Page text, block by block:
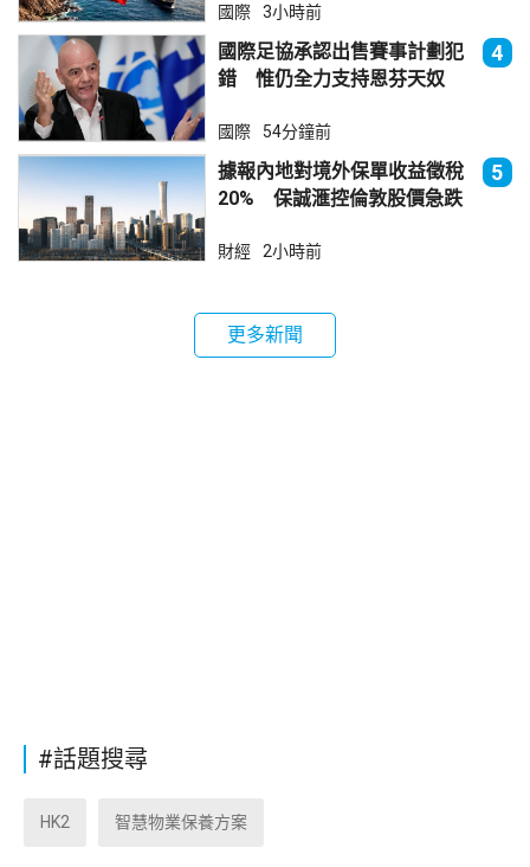
國際 3小時前
國際足協承認出售賽事計劃犯
錯 惟仍全力支持恩芬天奴
4
國際 54分鐘前
據報內地對境外保單收益徵稅
20% 保誠滙控倫敦股價急跌
5
財經 2小時前
更多新聞
#話題搜尋
HK2 智慧物業保養方案